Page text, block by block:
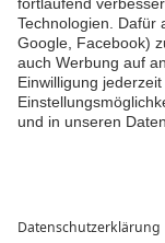
Kommentar